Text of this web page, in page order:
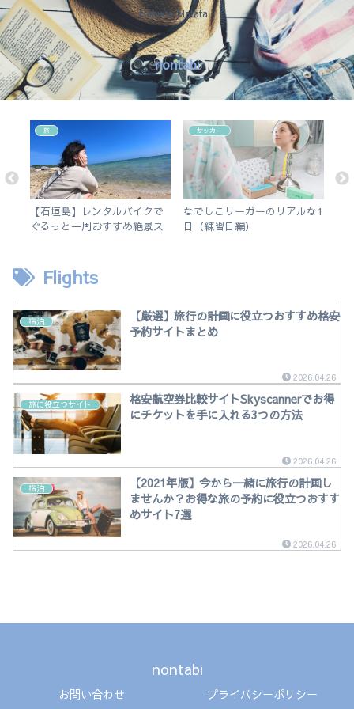
Hakuna Matata !
nontabi
旅
【石垣島】レンタルバイクで
ぐるっと一周おすすめ絶景ス
サッカー
なでしこリーガーのリアルな1
日（練習日編）
Flights
宿泊
【厳選】旅行の計画に役立つおすすめ格安
予約サイトまとめ
2026.04.26
旅に役立つサイト
格安航空券比較サイトSkyscannerでお得
にチケットを手に入れる3つの方法
2026.04.26
宿泊
【2021年版】今から一緒に旅行の計画し
ませんか？お得な旅の予約に役立つおすす
めサイト7選
2026.04.26
nontabi
お問い合わせ プライバシーポリシー